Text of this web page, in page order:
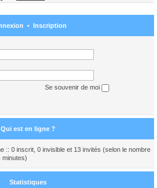
• Inscription
Se souvenir de moi
Qui est en ligne ?
:: 0 inscrit, 0 invisible et 13 invités (selon le nombre
minutes)
Statistiques